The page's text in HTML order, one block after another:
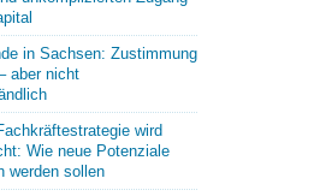
in Sachsen: Zustimmung
aber nicht
wird
Wie neue Potenziale
werden sollen